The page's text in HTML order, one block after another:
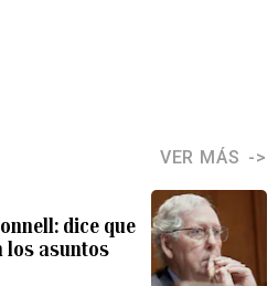
VER MÁS
dice que
los asuntos